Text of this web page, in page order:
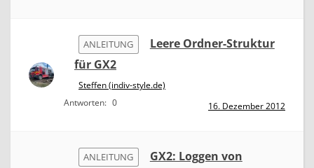
ANLEITUNG
Leere Ordner-Struktur
für GX2
Steffen (indiv-style.de)
Antworten: 0 16. Dezember 2012
ANLEITUNG
GX2: Loggen von